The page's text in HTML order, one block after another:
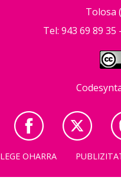
Tolosa
Tel: 943 69 89 35 -
LEGE OHARRA